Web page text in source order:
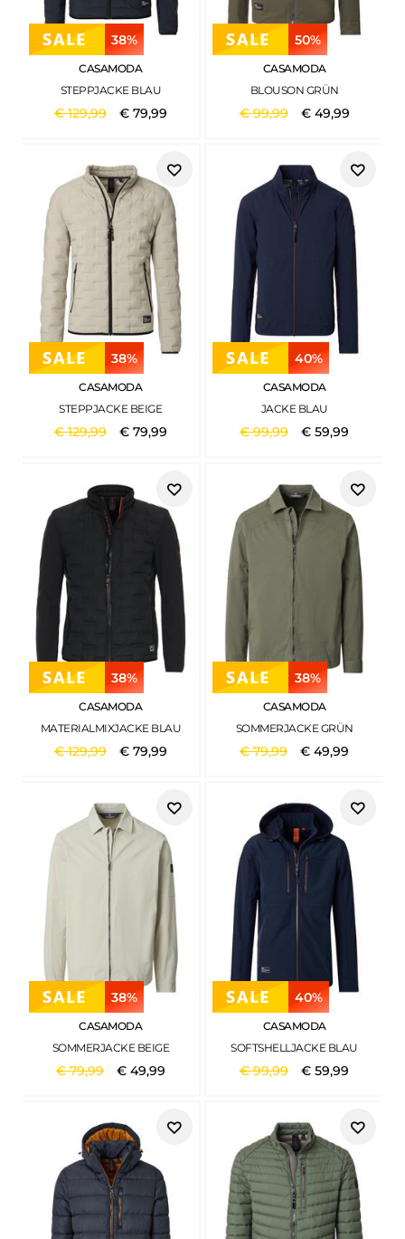
38%
CASAMODA
STEPPJACKE BLAU
€129,99 € 79,99
50%
CASAMODA
BLOUSON GRÜN
€99,99 € 49,99
38%
CASAMODA
STEPPJACKE BEIGE
€129,99 € 79,99
40%
CASAMODA
JACKE BLAU
€99,99 €59,99
38%
CASAMODA
MATERIALMIXJACKE BLAU
€129,99 € 79,99
38%
CASAMODA
SOMMERJACKE GRÜN
€79,99 €49,99
38%
CASAMODA
SOMMERJACKE BEIGE
€79,99 € 49,99
40%
CASAMODA
SOFTSHELLJACKE BLAU
€99,99 €59,99